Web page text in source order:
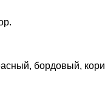
бордовый,